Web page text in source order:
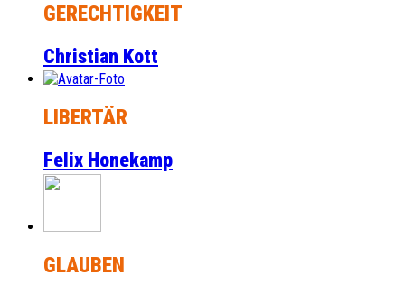
GERECHTIGKEIT
Christian Kott
LIBERTÄR
Felix Honekamp
GLAUBEN